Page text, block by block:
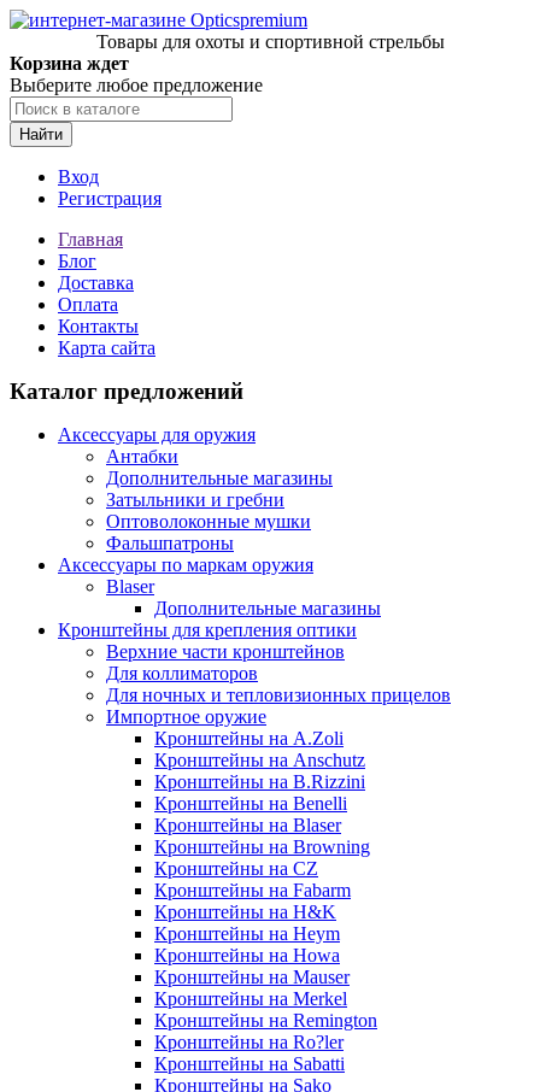
Товары для охоты и спортивной стрельбы
Корзина ждет
Выберите любое предложение
Найти
Вход
Регистрация
Главная
Блог
Доставка
Оплата
Контакты
Карта сайта
Каталог предложений
Аксессуары для оружия
Антабки
Дополнительные магазины
Затыльники и гребни
Оптоволоконные мушки
Фальшпатроны
Аксессуары по маркам оружия
Blaser
Дополнительные магазины
Кронштейны для крепления оптики
Верхние части кронштейнов
Для коллиматоров
Для ночных и тепловизионных прицелов
Импортное оружие
Кронштейны на A.Zoli
Кронштейны на Anschutz
Кронштейны на B.Rizzini
Кронштейны на Benelli
Кронштейны на Blaser
Кронштейны на Browning
Кронштейны на CZ
Кронштейны на Fabarm
Кронштейны на H&K
Кронштейны на Heym
Кронштейны на Howa
Кронштейны на Mauser
Кронштейны на Merkel
Кронштейны на Remington
Кронштейны на Ro?ler
Кронштейны на Sabatti
Кронштейны на Sako